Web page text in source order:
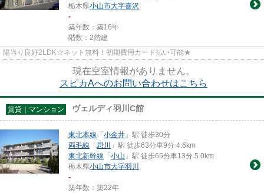
栃木県小山市大字喜沢
-
築年数：築16年
階数：2階建
陽当り良好2LDK☆ネット無料！初期費用カード払い可能★
現在空室情報がありません。
スピカAへのお問い合わせはこちら
賃貸｜マンション ヴェルディ羽川C館
東北本線 「小金井 」駅 徒歩30分
両毛線 「思川
」駅 徒歩63分車9分 4.6km
東北新幹線 「小山 」駅 徒歩65分車13分 5.0km
栃木県小山市大字羽川
-
築年数：築22年